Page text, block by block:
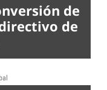
de
de